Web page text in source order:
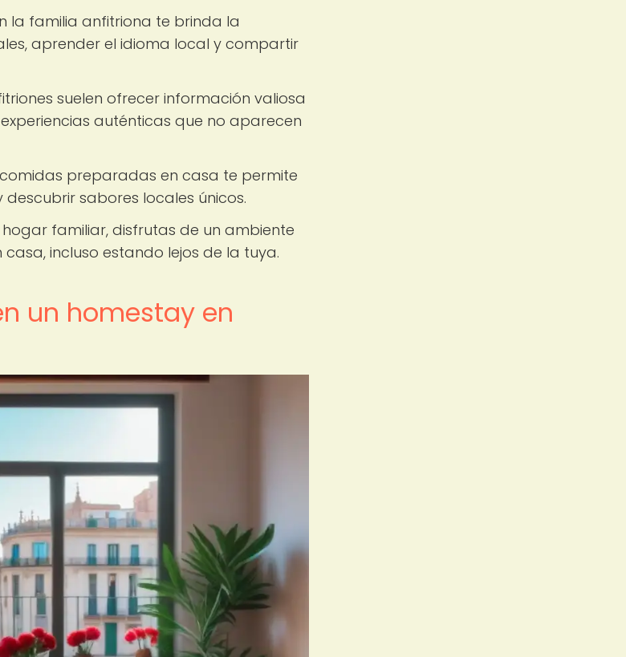
la familia anfitriona te brinda la
aprender el idioma local y compartir
suelen ofrecer información valiosa
auténticas que no aparecen
preparadas en casa te permite
sabores locales únicos.
familiar, disfrutas de un ambiente
incluso estando lejos de la tuya.
un homestay en